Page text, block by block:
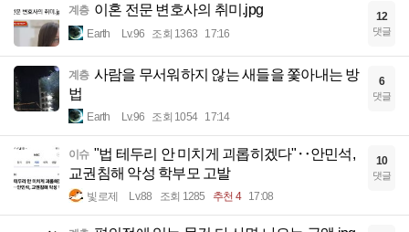
계층 이혼 전문 변호사의 취미.jpg
Earth Lv.96 조회 1363 17:16
12
댓글
계층 사람을 무서워하지 않는 새들을 쫓아내는 방
법
Earth Lv.96 조회 1054 17:14
6
댓글
이슈 "법 테두리 안 미치게 괴롭히겠다"‥안민석,
교권침해 악성 학부모 고발
빛로제 Lv.88 조회 1285 추천 4 17:08
10
댓글